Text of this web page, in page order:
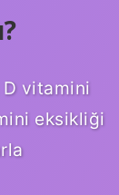
vitamini
eksikliği